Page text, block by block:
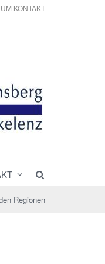
KONTAKT
Regionen